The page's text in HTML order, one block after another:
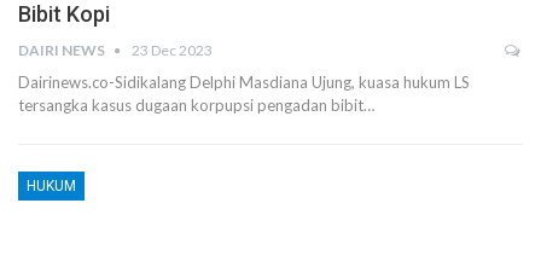
Bibit Kopi
DAIRI NEWS 23 Dec 2023
Dairinews.co-Sidikalang Delphi Masdiana Ujung, kuasa hukum LS
tersangka kasus dugaan korpupsi pengadan bibit…
HUKUM